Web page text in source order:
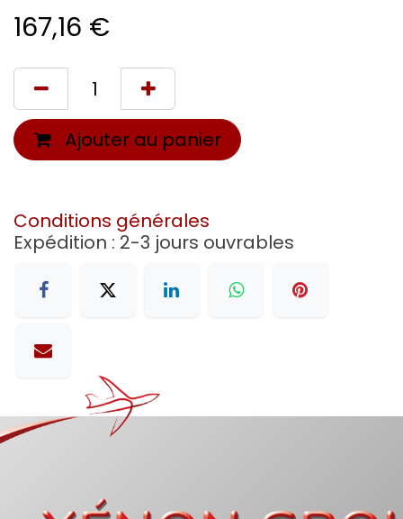
167,16 €
Ajouter au panier
Conditions générales
Expédition : 2-3 jours ouvrables